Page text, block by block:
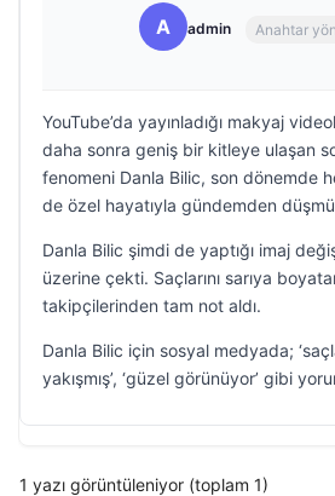
A admin Anahtar
YouTube’da yayınladığı makyaj
daha sonra geniş bir kitleye ulaşan
fenomeni Danla Bilic, son dönemde
de özel hayatıyla gündemden
Danla Bilic şimdi de yaptığı imaj
üzerine çekti. Saçlarını sarıya
takipçilerinden tam not aldı.
Danla Bilic için sosyal medyada;
yakışmış’, ‘güzel görünüyor’ gibi
1 yazı görüntüleniyor (toplam 1)